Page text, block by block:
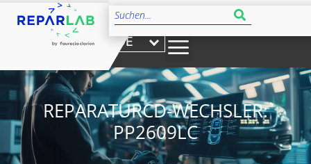
DE
REPARATURCD-WECHSLER:
PP2609LC